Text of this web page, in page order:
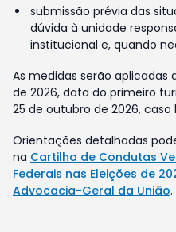
submissão prévia das
dúvida à unidade
institucional e, quando
As medidas serão
de 2026, data do primeiro
25 de outubro de 2026,
Orientações detalhadas
na Cartilha de Condutas
Federais nas Eleições de
Advocacia-Geral da União.